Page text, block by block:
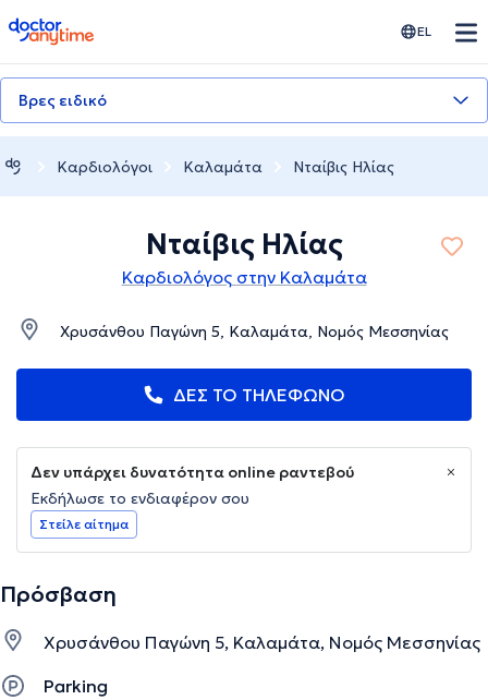
doctoranytime EL
Βρες ειδικό
Καρδιολόγοι Καλαμάτα Νταίβις Ηλίας
Νταίβις Ηλίας
Καρδιολόγος στην Καλαμάτα
Χρυσάνθου Παγώνη 5, Καλαμάτα, Νομός Μεσσηνίας
ΔΕΣ ΤΟ ΤΗΛΕΦΩΝΟ
Δεν υπάρχει δυνατότητα online ραντεβού
Εκδήλωσε το ενδιαφέρον σου
Στείλε αίτημα
Πρόσβαση
Χρυσάνθου Παγώνη 5, Καλαμάτα, Νομός Μεσσηνίας
Parking